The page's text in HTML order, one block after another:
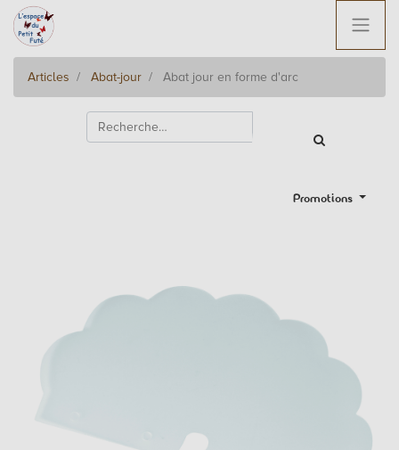
Articles Abat-jour Abat jour en forme d'arc
Promotions